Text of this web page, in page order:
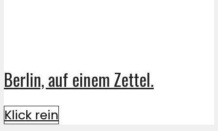
Berlin, auf einem Zettel.
Klick rein